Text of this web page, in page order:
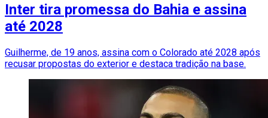
Inter tira promessa do Bahia e assina
até 2028
Guilherme, de 19 anos, assina com o Colorado até 2028 após
recusar propostas do exterior e destaca tradição na base.